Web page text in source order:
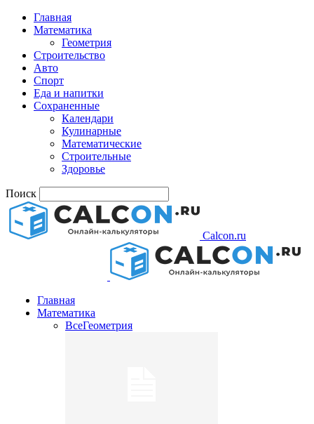
Главная
Математика
Геометрия
Строительство
Авто
Спорт
Еда и напитки
Сохраненные
Календари
Кулинарные
Математические
Строительные
Здоровье
Поиск
Calcon.ru
Главная
Математика
ВсеГеометрия